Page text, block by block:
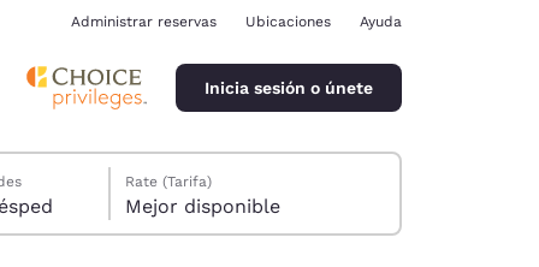
Administrar reservas Ubicaciones Ayuda
Inicia sesión o únete
1 huésped
Rate (Tarifa)
Mejor disponible